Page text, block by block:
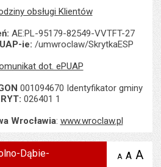
obsługi Klientów
AE:PL-95179-82549-VVTFT-27
ie: /umwroclaw/SkrytkaESP
dot. ePUAP
001094670 Identyfikator gminy
026401 1
Wrocławia: www.wroclaw.pl
Dąbie-
A zmniejsz
A A